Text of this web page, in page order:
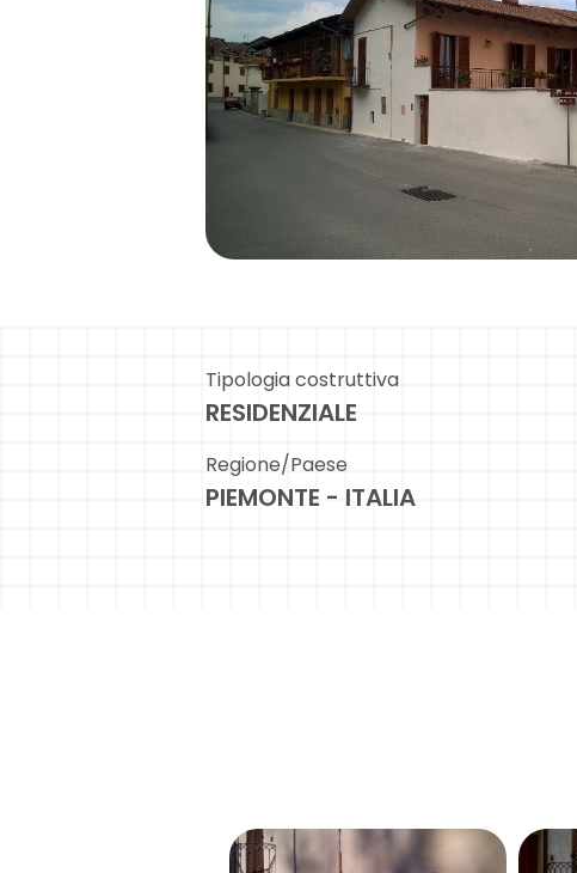
Tipologia costruttiva
RESIDENZIALE
Regione/Paese
PIEMONTE - ITALIA